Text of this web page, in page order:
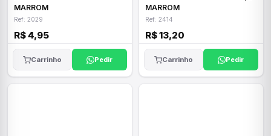
MARROM
Ref: 2029
R$ 4,95
Carrinho Pedir
MARROM
Ref: 2414
R$ 13,20
Carrinho Pedir